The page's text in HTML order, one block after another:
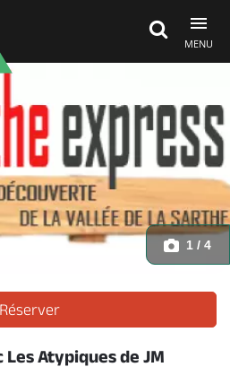
MENU
de-la-sarthe -
1 / 4
Réserver
Atypiques de JM